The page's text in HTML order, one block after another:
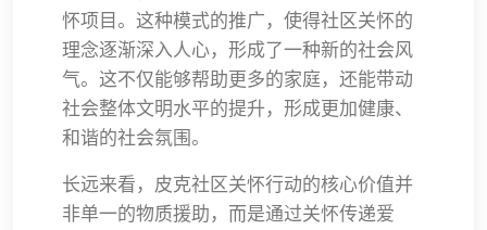
怀项目。这种模式的推广，使得社区关怀的
理念逐渐深入人心，形成了一种新的社会风
气。这不仅能够帮助更多的家庭，还能带动
社会整体文明水平的提升，形成更加健康、
和谐的社会氛围。
长远来看，皮克社区关怀行动的核心价值并
非单一的物质援助，而是通过关怀传递爱